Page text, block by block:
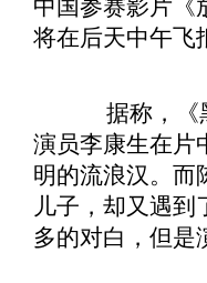
中国参赛影片《
将在后天中午飞
据称，《
演员李康生在片
明的流浪汉。而
儿子，却又遇
多的对白，但是